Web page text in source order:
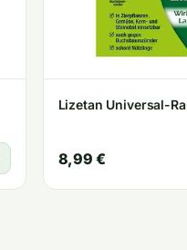
Lizetan Universal-
8,99 €